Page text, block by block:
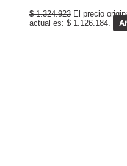
$1.324.923 El precio
actual es: $ 1.126.184.